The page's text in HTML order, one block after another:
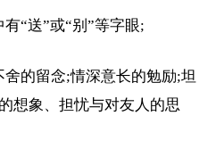
“送”或“别”等字眼;
的留念;情深意长的勉励;坦
想象、担忧与对友人的思